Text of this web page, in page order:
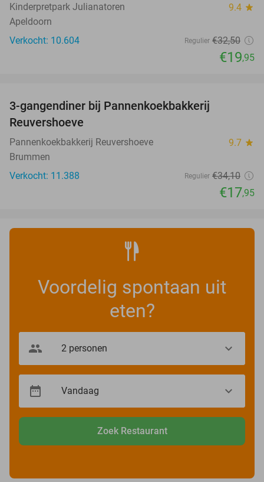
Kinderpretpark Julianatoren 9.4 star
Apeldoorn
Verkocht: 10.604
Regulier €32,50
€19,95
3-gangendiner bij Pannenkoekbakkerij
Reuvershoeve
Pannenkoekbakkerij Reuvershoeve 9.7 star
Brummen
Verkocht: 11.388
Regulier €34,10
€17,95
Voordelig spontaan uit
eten?
Zoek Restaurant